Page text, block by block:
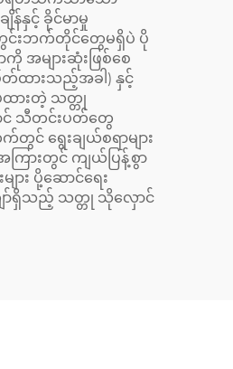
နှင့် ခိုင်မာမှု
တွင်းဘက်တိုင်တွေမရှိပဲ ပို
အများဆုံးဖြစ်စေ
ထားသည့်အခါ) နှင့်
ထားတဲ့ သတ္တု
င် သီတင်းပတ်တွေ
င် ရွေးချယ်စရာများ
ြားတွင် ကျယ်ပြန့်စွာ
း ပို့ဆောင်ရေး
ော်ရှိသည့် သတ္တု သိုလှောင်